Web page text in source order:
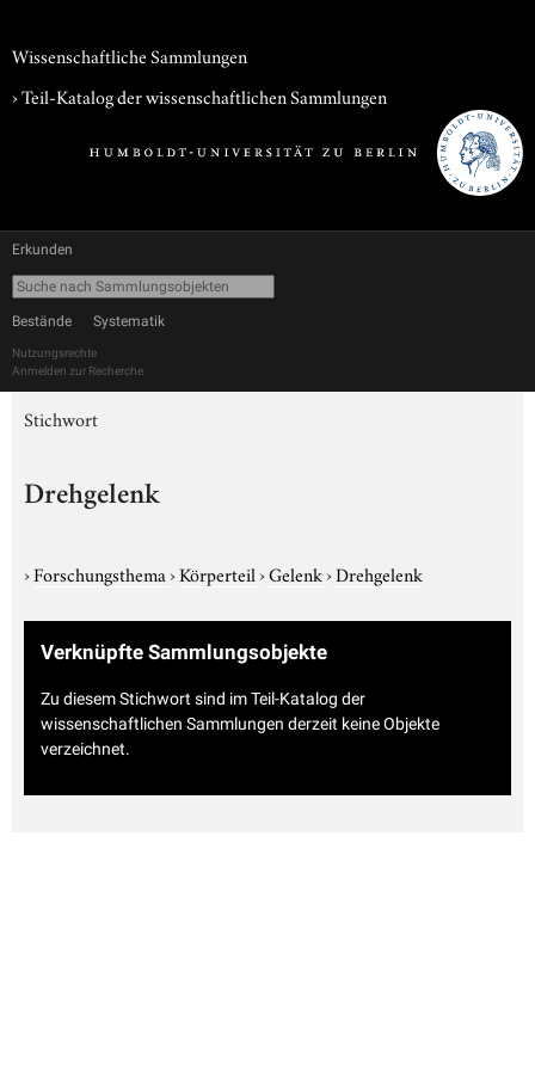
Wissenschaftliche Sammlungen
› Teil-Katalog der wissenschaftlichen Sammlungen
Erkunden
Bestände Systematik
Nutzungsrechte
Anmelden zur Recherche
Stichwort
Drehgelenk
›Forschungsthema›Körperteil›Gelenk›Drehgelenk
Verknüpfte Sammlungsobjekte
Zu diesem Stichwort sind im Teil-Katalog der
wissenschaftlichen Sammlungen derzeit keine Objekte
verzeichnet.